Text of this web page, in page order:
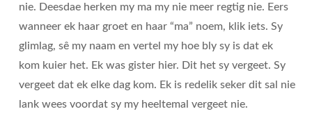
nie. Deesdae herken my ma my nie meer regtig nie. Eers
wanneer ek haar groet en haar “ma” noem, klik iets. Sy
glimlag, sê my naam en vertel my hoe bly sy is dat ek
kom kuier het. Ek was gister hier. Dit het sy vergeet. Sy
vergeet dat ek elke dag kom. Ek is redelik seker dit sal nie
lank wees voordat sy my heeltemal vergeet nie.